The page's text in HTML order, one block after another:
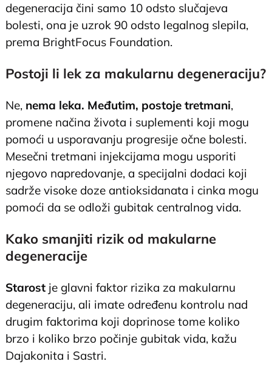
degeneracija čini samo 10 odsto slučajeva
bolesti, ona je uzrok 90 odsto legalnog slepila,
prema BrightFocus Foundation.
Postoji li lek za makularnu degeneraciju?
Ne, nema leka. Međutim, postoje tretmani,
promene načina života i suplementi koji mogu
pomoći u usporavanju progresije očne bolesti.
Mesečni tretmani injekcijama mogu usporiti
njegovo napredovanje, a specijalni dodaci koji
sadrže visoke doze antioksidanata i cinka mogu
pomoći da se odloži gubitak centralnog vida.
Kako smanjiti rizik od makularne
degeneracije
Starost je glavni faktor rizika za makularnu
degeneraciju, ali imate određenu kontrolu nad
drugim faktorima koji doprinose tome koliko
brzo i koliko brzo počinje gubitak vida, kažu
Dajakonita i Sastri.